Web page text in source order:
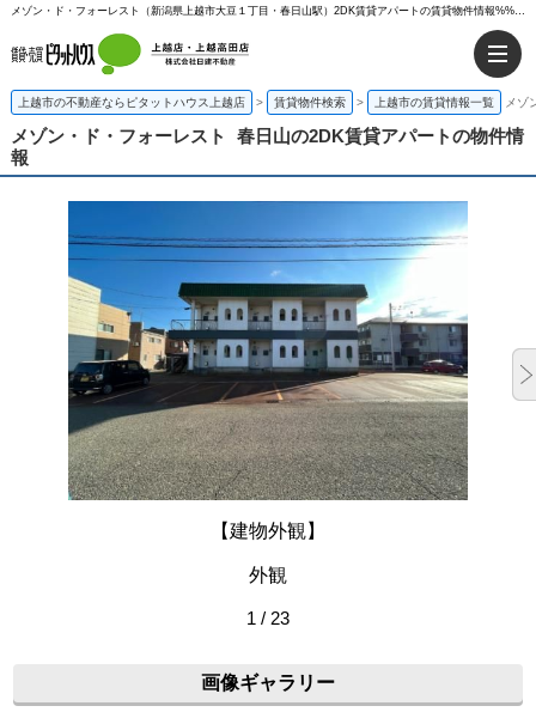
メゾン・ド・フォーレスト（新潟県上越市大豆１丁目・春日山駅）2DK賃貸アパートの賃貸物件情報%% | ピタットハウス上越店
上越市の不動産ならピタットハウス上越店 > 賃貸物件検索 > 上越市の賃貸情報一覧 メゾ
メゾン・ド・フォーレスト
春日山の2DK賃貸アパートの物件情
報
【建物外観】
外観
1 / 23
画像ギャラリー